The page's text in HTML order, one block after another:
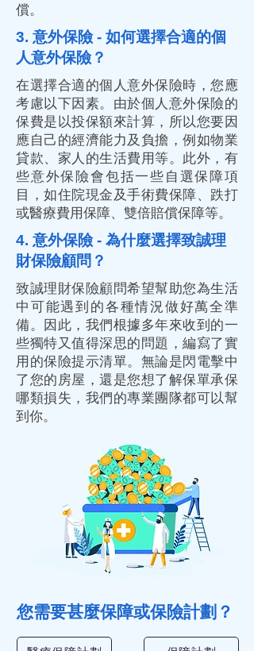
償。
3. 意外保險 - 如何選擇合適的個
人意外保險？
在選擇合適的個人意外保險時，您應
考慮以下因素。由於個人意外保險的
保費是以投保額來計算，所以您要因
應自己的經濟能力及負擔，例如物業
貸款、家人的生活費用等。此外，有
些意外保險會包括一些自選保障項
目，如住院現金及手術費保障、跌打
或醫療費用保障、雙倍賠償保障等。
4. 意外保險 - 為什麼選擇致誠理
財保險顧問？
致誠理財保險顧問希望幫助您為生活
中可能遇到的各種情況做好萬全準
備。因此，我們根據多年來收到的一
些獨特又值得深思的問題，編寫了實
用的保險提示清單。無論是閃電擊中
了您的房屋，還是您想了解保單承保
哪類損失，我們的專業團隊都可以幫
到你。
您需要甚麼保障或保險計劃？